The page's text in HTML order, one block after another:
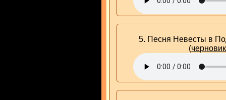
5. Песня Невесты в
(черновик